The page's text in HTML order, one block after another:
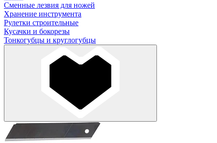
Сменные лезвия для ножей
Хранение инструмента
Рулетки строительные
Кусачки и бокорезы
Тонкогубцы и круглогубцы